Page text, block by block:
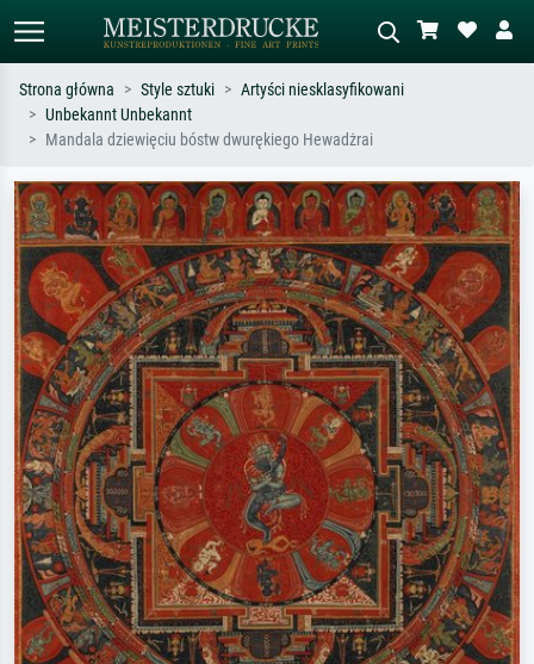
Wyszukiwanie standardowe Wyszukiwanie obrazów AI
Monet, Gwiaździsta noc,
impresjonizm, fala Hokusaia, akt.
abstrakcja z czerwienią, ciemny olej,
stojący akt obok drzewa.
Strona główna Style sztuki
Artyści niesklasyfikowani
Unbekannt Unbekannt
Mandala dziewięciu bóstw dwurękiego Hewadżrai